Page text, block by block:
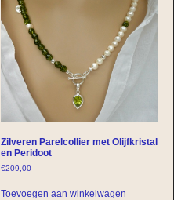
Zilveren Parelcollier met Olijfkristal
en Peridoot
€209,00
Toevoegen aan winkelwagen